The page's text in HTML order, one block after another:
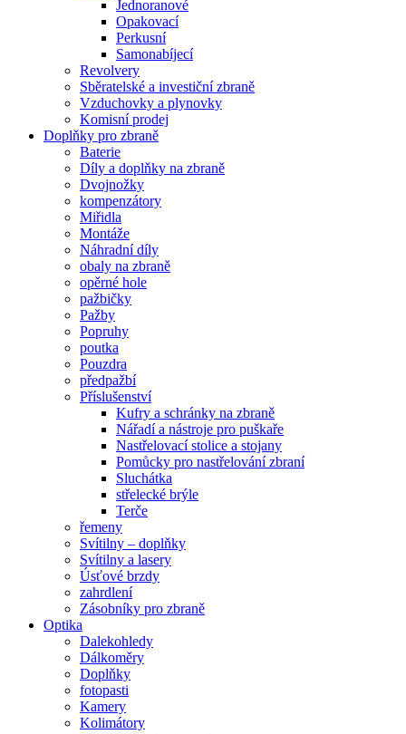
Jednoranové
Opakovací
Perkusní
Samonabíjecí
Revolvery
Sběratelské a investiční zbraně
Vzduchovky a plynovky
Komisní prodej
Doplňky pro zbraně
Baterie
Díly a doplňky na zbraně
Dvojnožky
kompenzátory
Miřidla
Montáže
Náhradní díly
obaly na zbraně
opěrné hole
pažbičky
Pažby
Popruhy
poutka
Pouzdra
předpažbí
Příslušenství
Kufry a schránky na zbraně
Nářadí a nástroje pro puškaře
Nastřelovací stolice a stojany
Pomůcky pro nastřelování zbraní
Sluchátka
střelecké brýle
Terče
řemeny
Svítilny – doplňky
Svítilny a lasery
Úsťové brzdy
zahrdlení
Zásobníky pro zbraně
Optika
Dalekohledy
Dálkoměry
Doplňky
fotopasti
Kamery
Kolimátory